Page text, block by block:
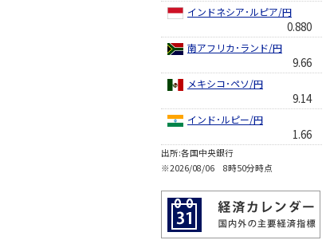
インドネシア･ルピア/円
0.880
南アフリカ･ランド/円
9.66
メキシコ･ペソ/円
9.14
インド･ルピー/円
1.66
出所:各国中央銀行
※2026/08/06 8時50分時点